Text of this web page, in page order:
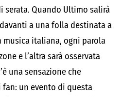
serata. Quando Ultimo salirà
a una folla destinata a
italiana, ogni parola
e l’altra sarà osservata
una sensazione che
fan: un evento di questa